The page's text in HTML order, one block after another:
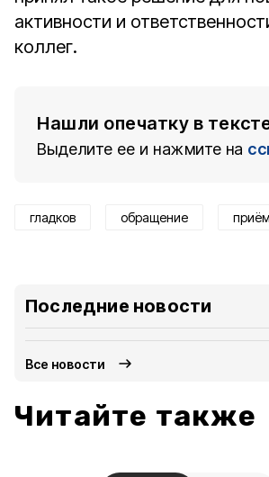
активности и
коллег.
Нашли опечатку в
Выделите ее и нажмите на
гладков обращение приём
Последние новости
Все новости
Читайте также